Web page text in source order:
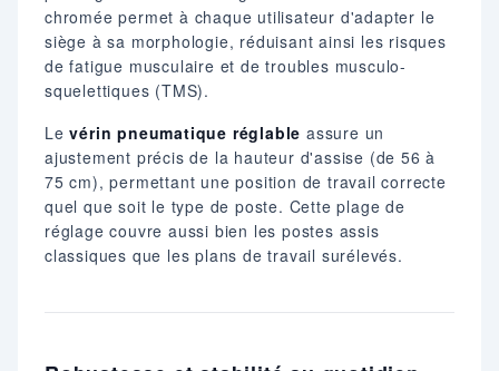
chromée permet à chaque utilisateur d'adapter le
siège à sa morphologie, réduisant ainsi les risques
de fatigue musculaire et de troubles musculo-
squelettiques (TMS).
Levérin pneumatique réglable assure un
ajustement précis de la hauteur d'assise (de 56 à
75 cm), permettant une position de travail correcte
quel que soit le type de poste. Cette plage de
réglage couvre aussi bien les postes assis
classiques que les plans de travail surélevés.